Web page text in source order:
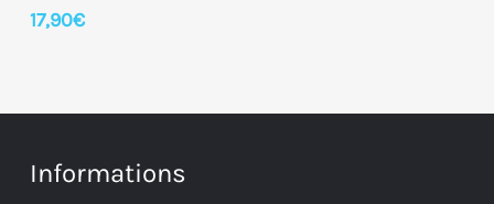
plusieurs
être
17,90€
Informations